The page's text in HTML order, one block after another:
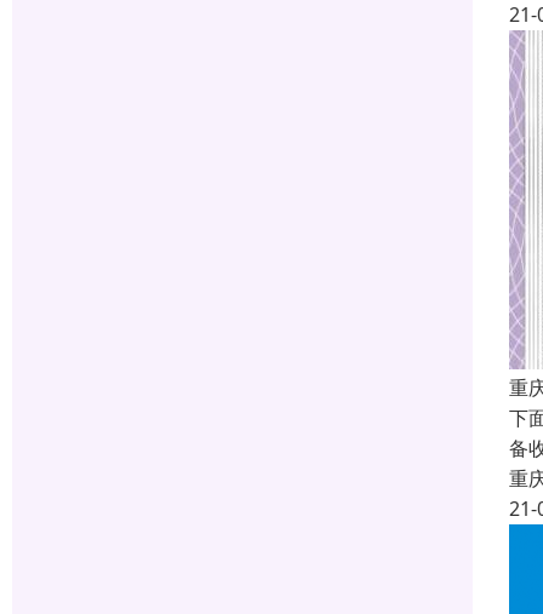
21-
重
下
备
重
21-